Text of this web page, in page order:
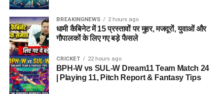
BREAKINGNEWS 2 hours ago
धामी कैबिनेट में 15 प्रस्तावों पर मुहर, मजदूरों, युवाओं और
गौपालकों के लिए गए बड़े फैसले
CRICKET 22 hours ago
BPH-W vs SUL-W Dream11 Team Match 24
| Playing 11, Pitch Report & Fantasy Tips